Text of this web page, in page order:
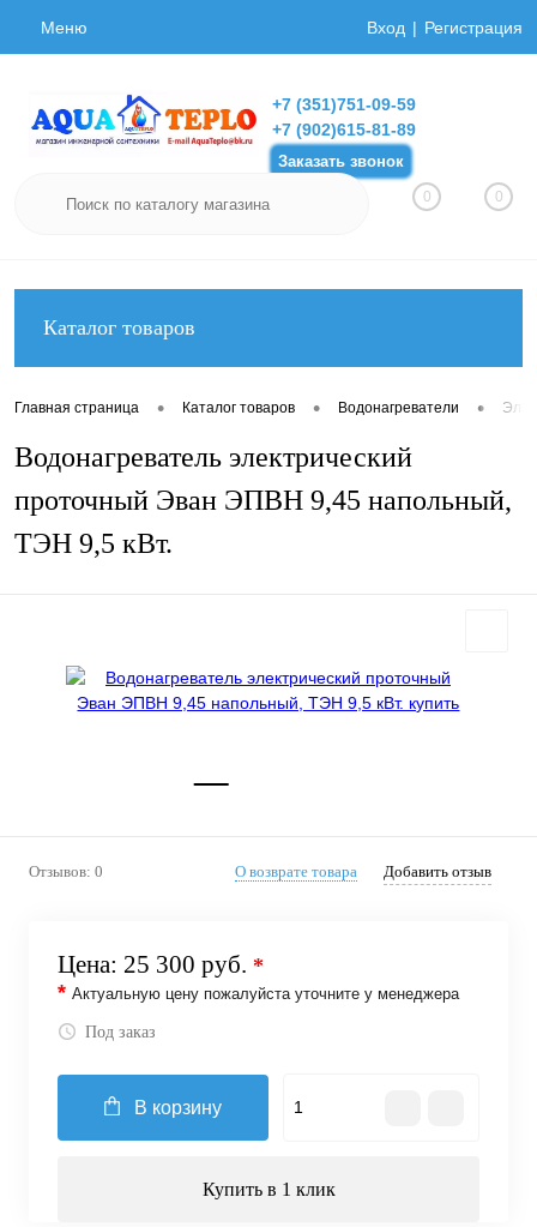
Меню Вход Регистрация
+7 (351)751-09-59
+7 (902)615-81-89
Заказать звонок
0 0
Каталог товаров
Главная страница • Каталог товаров • Водонагреватели •
Водонагреватель электрический
проточный Эван ЭПВН 9,45 напольный,
ТЭН 9,5 кВт.
Отзывов: 0 О возврате товара Добавить отзыв
Цена: 25 300 руб. *
* Актуальную цену пожалуйста уточните у менеджера
Под заказ
В корзину
Купить в 1 клик